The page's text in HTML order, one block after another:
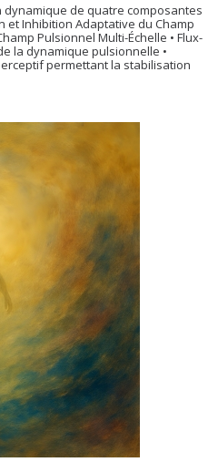
dynamique de quatre composantes
et Inhibition Adaptative du Champ
Pulsionnel Multi-Échelle • Flux-
la dynamique pulsionnelle •
permettant la stabilisation